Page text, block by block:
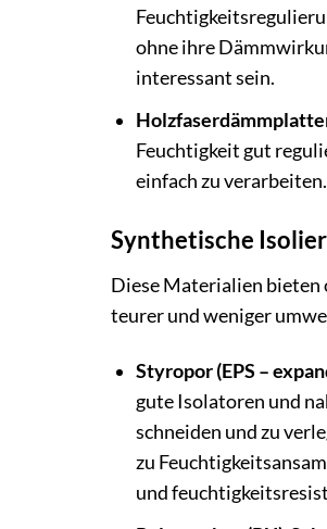
ohne ihre
interessant sein.
Feuchtigkeit gut
einfach zu verarbeiten.
Synthetische
Diese Materialien bieten
teurer und weniger
Styropor (EPS –
gute Isolatoren und
schneiden und zu
zu
und